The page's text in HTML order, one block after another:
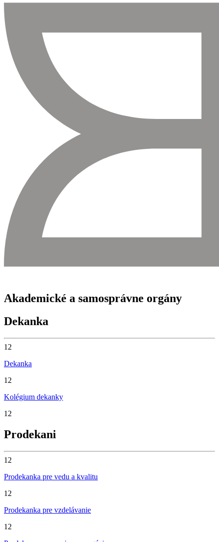
Akademické a samosprávne orgány
Dekanka
12
Dekanka
12
Kolégium dekanky
12
Prodekani
12
Prodekanka pre vedu a kvalitu
12
Prodekanka pre vzdelávanie
12